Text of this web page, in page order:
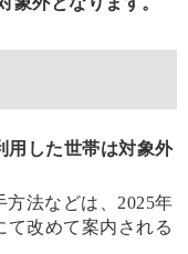
用した世帯は対象外
法などは、2025年
て改めて案内される